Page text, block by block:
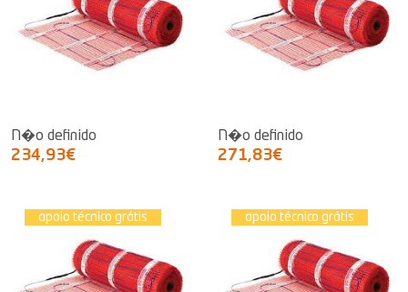
N�o definido
234,93€
N�o definido
271,83€
apoio técnico grátis apoio técnico grátis